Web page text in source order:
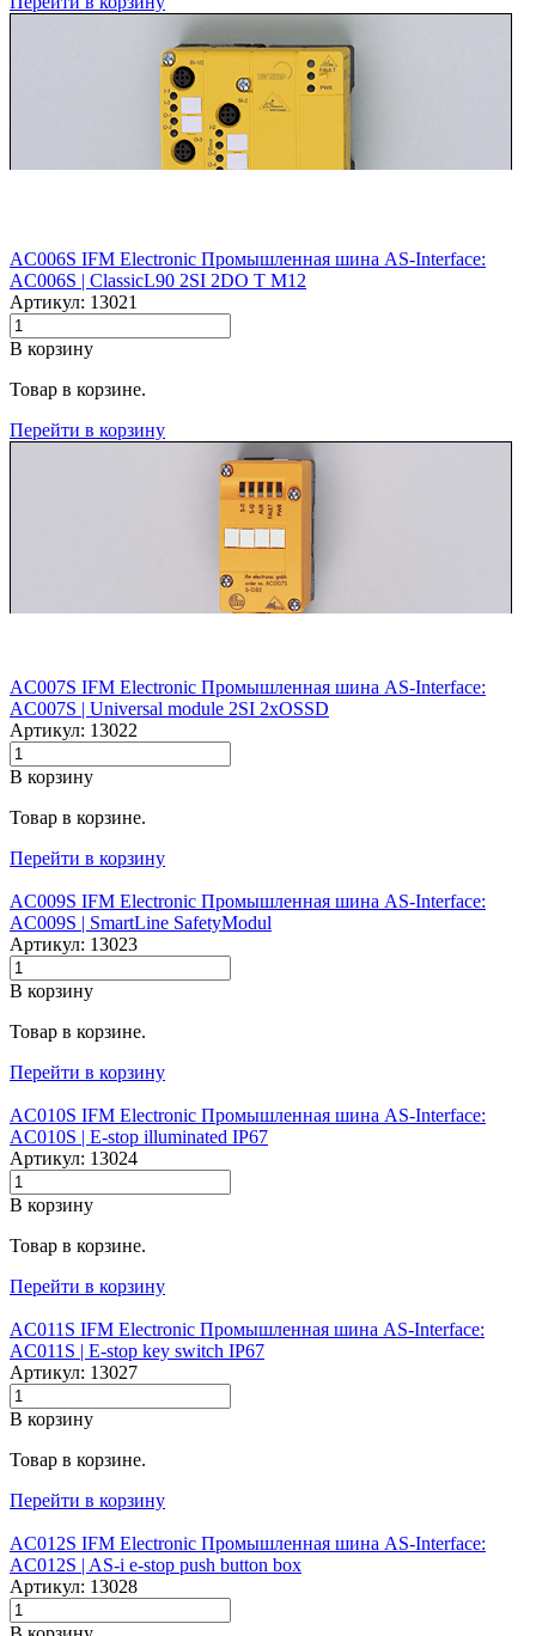
AC006S IFM Electronic Промышленная шина AS-Interface:
AC006S |‌ ClassicL90 2SI 2DO T M12
Артикул: 13021
В корзину
Товар в корзине.
Перейти в корзину
AC007S IFM Electronic Промышленная шина AS-Interface:
AC007S |‌ Universal module 2SI 2xOSSD
Артикул: 13022
В корзину
Товар в корзине.
Перейти в корзину
AC009S IFM Electronic Промышленная шина AS-Interface:
AC009S |‌ SmartLine SafetyModul
Артикул: 13023
В корзину
Товар в корзине.
Перейти в корзину
AC010S IFM Electronic Промышленная шина AS-Interface:
AC010S |‌ E-stop illuminated IP67
Артикул: 13024
В корзину
Товар в корзине.
Перейти в корзину
AC011S IFM Electronic Промышленная шина AS-Interface:
AC011S |‌ E-stop key switch IP67
Артикул: 13027
В корзину
Товар в корзине.
Перейти в корзину
AC012S IFM Electronic Промышленная шина AS-Interface:
AC012S |‌ AS-i e-stop push button box
Артикул: 13028